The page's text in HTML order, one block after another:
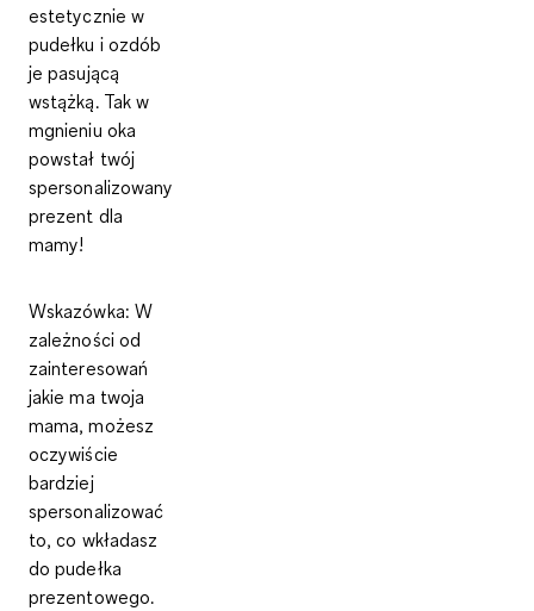
estetycznie w
pudełku i ozdób
je pasującą
wstążką. Tak w
mgnieniu oka
powstał twój
spersonalizowany
prezent dla
mamy!
Wskazówka: W
zależności od
zainteresowań
jakie ma twoja
mama, możesz
oczywiście
bardziej
spersonalizować
to, co wkładasz
do pudełka
prezentowego.